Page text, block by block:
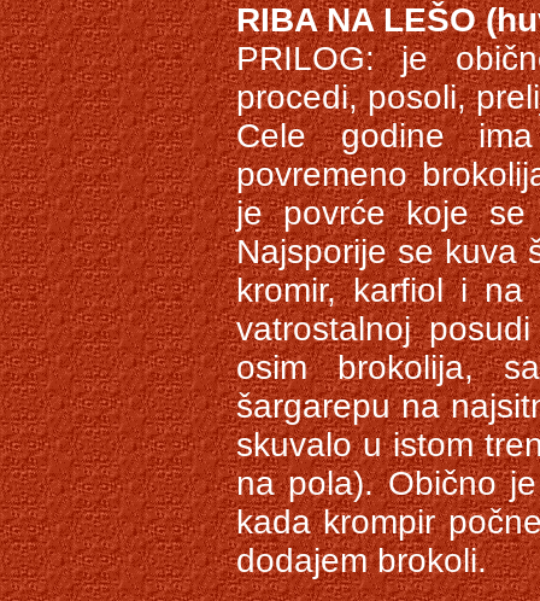
RIBA NA LEŠO
PRILOG: je
procedi, posoli,
Cele godine
povremeno
je povrće koje se
Najsporije se kuva
kromir, karfiol i
vatrostalnoj
osim brokolija,
šargarepu na
skuvalo u istom
na pola). Obično
kada krompir
dodajem brokoli.